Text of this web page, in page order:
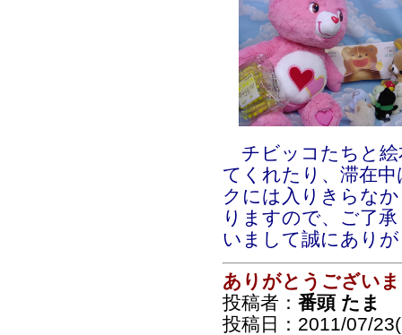
チビッコたちと絵
てくれたり、滞在
クには入りきらな
りますので、ご了
いまして誠にあり
ありがとうござい
投稿者： 番頭 たま
投稿日：2011/07/